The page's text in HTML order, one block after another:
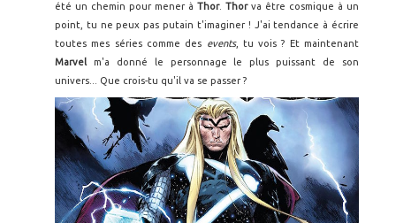
été un chemin pour mener à Thor. Thor va être cosmique à un
point, tu ne peux pas putain t'imaginer ! J'ai tendance à écrire
toutes mes séries comme des events, tu vois ? Et maintenant
Marvel m'a donné le personnage le plus puissant de son
univers... Que crois-tu qu'il va se passer ?